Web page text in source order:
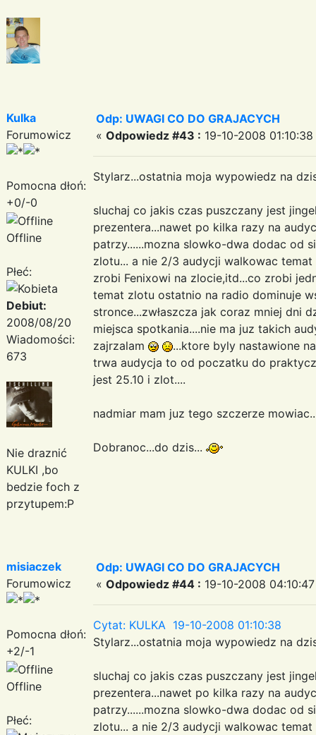
Kulka
Forumowicz
Pomocna dłoń:
+0/-0
Offline
Płeć:
Debiut:
2008/08/20
Wiadomości:
673
Nie draznić
KULKI ,bo
bedzie foch z
przytupem:P
Odp: UWAGI CO DO GRAJACYCH
« Odpowiedz #43 : 19-10-2008 01:10:38
Stylarz...ostatnia moja wypowiedz na
sluchaj co jakis czas puszczany jest
prezentera...nawet po kilka razy na
patrzy......mozna slowko-dwa dodac od
zlotu... a nie 2/3 audycji walkowac
zrobi Fenixowi na zlocie,itd...co zrobi
temat zlotu ostatnio na radio dominuje
stronce...zwłaszcza jak coraz mniej dni
miejsca spotkania....nie ma juz takich
zajrzalam
...ktore byly nastawione
trwa audycja to od poczatku do
jest 25.10 i zlot....
nadmiar mam juz tego szczerze
Dobranoc...do dzis...
misiaczek
Forumowicz
Pomocna dłoń:
+2/-1
Offline
Płeć:
Odp: UWAGI CO DO GRAJACYCH
« Odpowiedz #44 : 19-10-2008
Cytat: KULKA 19-10-2008 01:10:38
Stylarz...ostatnia moja wypowiedz na
sluchaj co jakis czas puszczany jest
prezentera...nawet po kilka razy na
patrzy......mozna slowko-dwa dodac od
zlotu... a nie 2/3 audycji walkowac